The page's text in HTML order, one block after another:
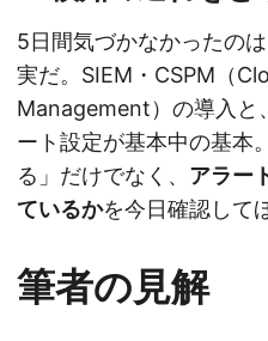
5日間気づかなかったの
実だ。SIEM・CSPM（
Management）の導入と
ート設定が基本中の基本
る」だけでなく、 アラー
ているかを今日確認して
筆者の見解